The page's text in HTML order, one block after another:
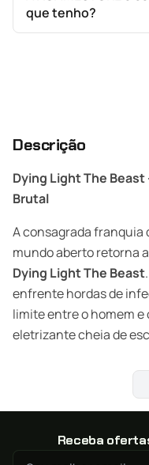
que tenho?
Descrição
Dying Light The Beast
Brutal
A consagrada franquia
mundo aberto retorna
Dying Light The Beast
enfrente hordas de
limite entre o homem
eletrizante cheia de
Compre agora Dying
economize até 40%
Receba